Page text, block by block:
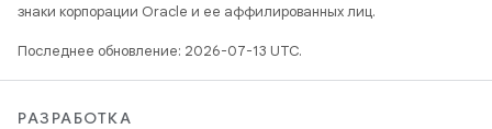
знаки корпорации Oracle и ее аффилированных лиц.
Последнее обновление: 2026-07-13 UTC.
РАЗРАБОТКА